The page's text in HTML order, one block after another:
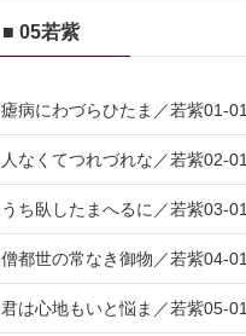
■ 05若紫
瘧病にわづらひたま／若紫01-01
人なくてつれづれな／若紫02-01
うち臥したまへるに／若紫03-01
僧都世の常なき御物／若紫04-01
君は心地もいと悩ま／若紫05-01